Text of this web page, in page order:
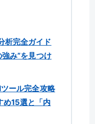
析完全ガイド
み”を見つけ
ール完全攻略
め15選と「内